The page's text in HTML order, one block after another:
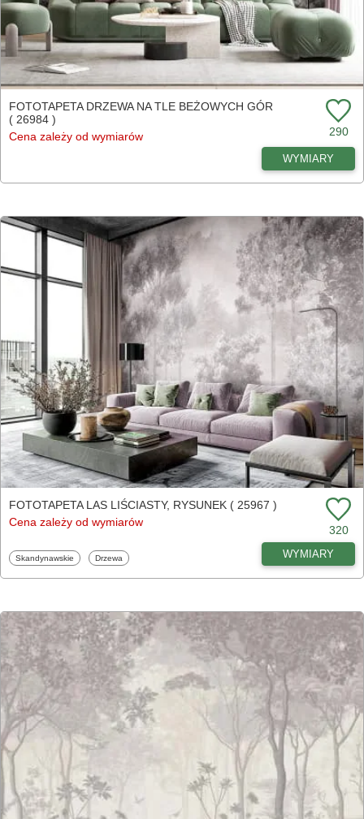
FOTOTAPETA DRZEWA NA TLE BEŻOWYCH GÓR
( 26984 )
Cena zależy od wymiarów
290
WYMIARY
FOTOTAPETA LAS LIŚCIASTY, RYSUNEK ( 25967 )
Cena zależy od wymiarów
320
Fototapety
Skandynawskie Fototapety
Drzewa WYMIARY